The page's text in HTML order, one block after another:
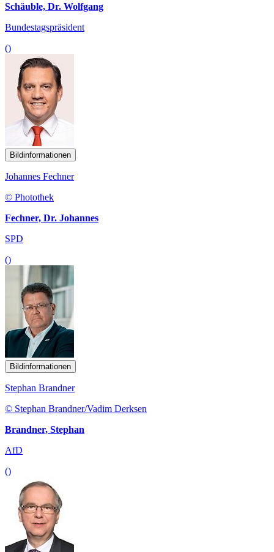
Schäuble, Dr. Wolfgang
Bundestagspräsident
()
Bildinformationen
Johannes Fechner
© Photothek
Fechner, Dr. Johannes
SPD
()
Bildinformationen
Stephan Brandner
© Stephan Brandner/Vadim Derksen
Brandner, Stephan
AfD
()